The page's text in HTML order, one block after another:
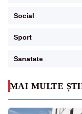
MAI MULTE
Social
Sport
Sanatate